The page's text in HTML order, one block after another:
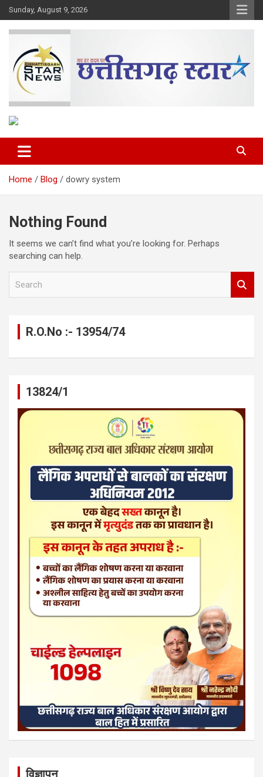
Skip
to
content
Sunday, August 9, 2026
Chhattisgarh Star
Home Blog dowry system
Nothing Found
It seems we can’t find what you’re looking for. Perhaps
searching can help.
R.O.No :- 13954/74
13824/1
विज्ञापन